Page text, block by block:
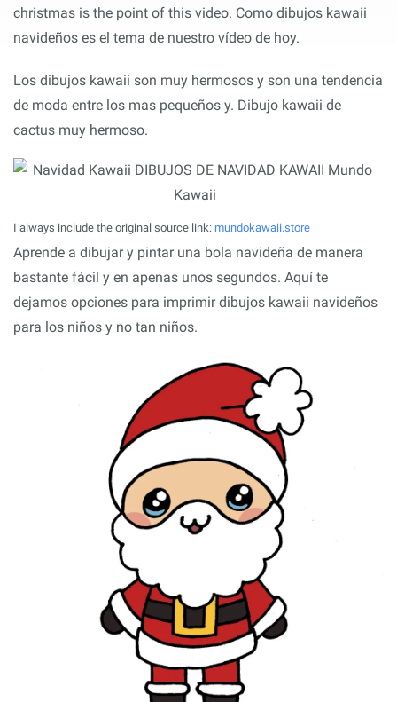
christmas is the point of this video. Como dibujos kawaii
navideños es el tema de nuestro vídeo de hoy.
Los dibujos kawaii son muy hermosos y son una tendencia
de moda entre los mas pequeños y. Dibujo kawaii de
cactus muy hermoso.
I always include the original source link: mundokawaii.store
Aprende a dibujar y pintar una bola navideña de manera
bastante fácil y en apenas unos segundos. Aquí te
dejamos opciones para imprimir dibujos kawaii navideños
para los niños y no tan niños.